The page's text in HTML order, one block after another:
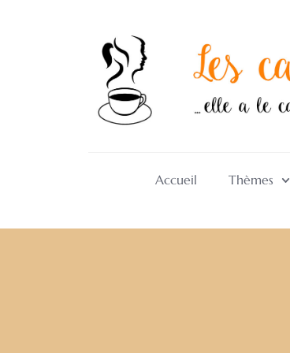
Accueil Thèmes